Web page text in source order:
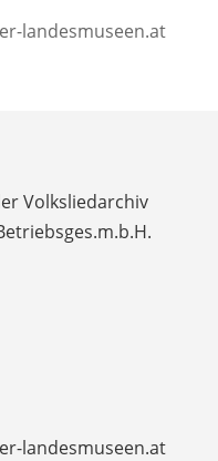
landesmuseen.at
Volksliedarchiv
landesmuseen.at